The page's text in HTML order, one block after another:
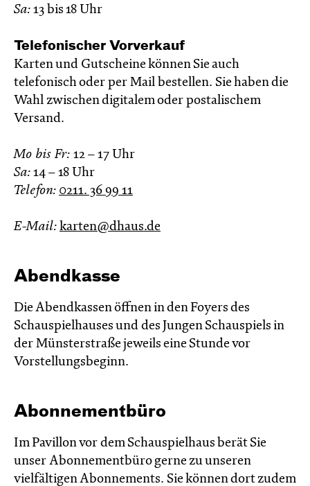
Sa: 13 bis 18 Uhr
Telefonischer Vorverkauf
Karten und Gutscheine können Sie auch
telefonisch oder per Mail bestellen. Sie haben die
Wahl zwischen digitalem oder postalischem
Versand.
Mo bis Fr: 12 – 17 Uhr
Sa: 14 – 18 Uhr
Telefon: 0211. 36 99 11
E-Mail: karten@dhaus.de
Abendkasse
Die Abendkassen öffnen in den Foyers des
Schauspielhauses und des Jungen Schauspiels in
der Münsterstraße jeweils eine Stunde vor
Vorstellungsbeginn.
Abonnementbüro
Im Pavillon vor dem Schauspielhaus berät Sie
unser Abonnementbüro gerne zu unseren
vielfältigen Abonnements. Sie können dort zudem